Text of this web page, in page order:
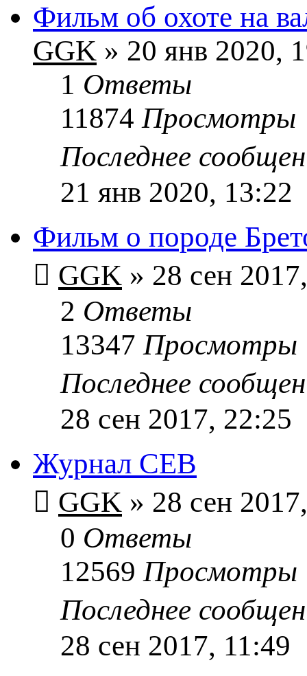
Фильм об охоте на
GGK » 20 янв 2020,
1 Ответы
11874Просмотры
Последнее
21 янв 2020, 13:22
Фильм о породе
GGK » 28 сен
2 Ответы
13347Просмотры
Последнее
28 сен 2017, 22:25
Журнал CEB
GGK » 28 сен
0 Ответы
12569Просмотры
Последнее
28 сен 2017, 11:49